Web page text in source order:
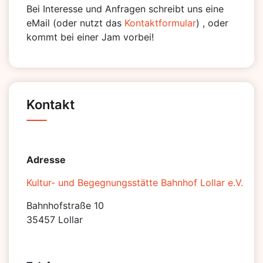
Bei Interesse und Anfragen schreibt uns eine
eMail (oder nutzt das Kontaktformular) , oder
kommt bei einer Jam vorbei!
Kontakt
Adresse
Kultur- und Begegnungsstätte Bahnhof Lollar e.V.
Bahnhofstraße 10
35457 Lollar